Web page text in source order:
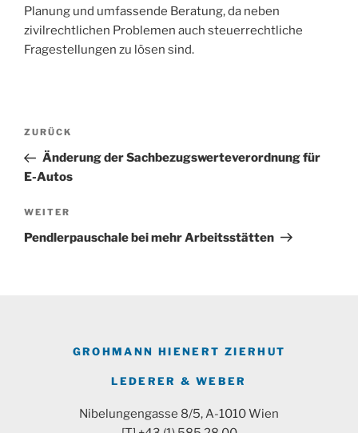
Planung und umfassende Beratung, da neben
zivilrechtlichen Problemen auch steuerrechtliche
Fragestellungen zu lösen sind.
Beitragsnavigation
Vorheriger
Beitrag
ZURÜCK
Änderung der Sachbezugswerteverordnung für
E-Autos
Nächster
Beitrag
WEITER
Pendlerpauschale bei mehr Arbeitsstätten
GROHMANN HIENERT ZIERHUT
LEDERER & WEBER
Nibelungengasse 8/5, A-1010 Wien